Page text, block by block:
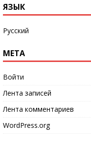
ЯЗЫК
Русский
МЕТА
Войти
Лента записей
Лента комментариев
WordPress.org